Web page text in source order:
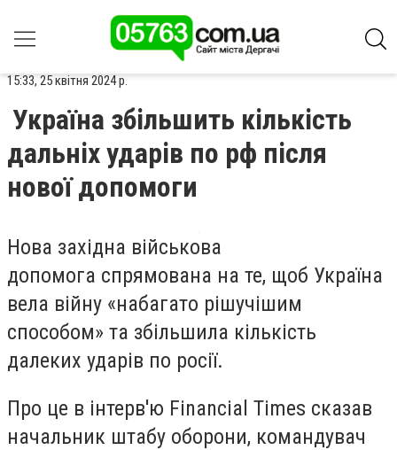
15:33, 25 квітня 2024 р.
Україна збільшить кількість
дальніх ударів по рф після
нової допомоги
Нова західна військова
допомога спрямована на те, щоб Україна
вела війну «набагато рішучішим
способом» та збільшила кількість
далеких ударів по росії.
Про це в інтерв'ю Financial Times сказав
начальник штабу оборони, командувач